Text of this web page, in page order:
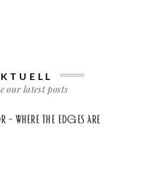
our latest posts
– Where The Edges Are